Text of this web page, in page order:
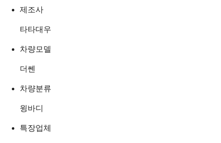
제조사
타타대우
차량모델
더쎈
차량분류
윙바디
특장업체